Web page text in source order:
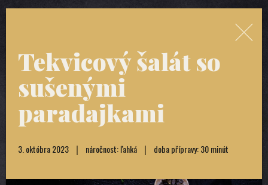
Tekvicový šalát so
sušenými
paradajkami
3. októbra 2023 náročnost: ľahká doba přípravy: 30 minút